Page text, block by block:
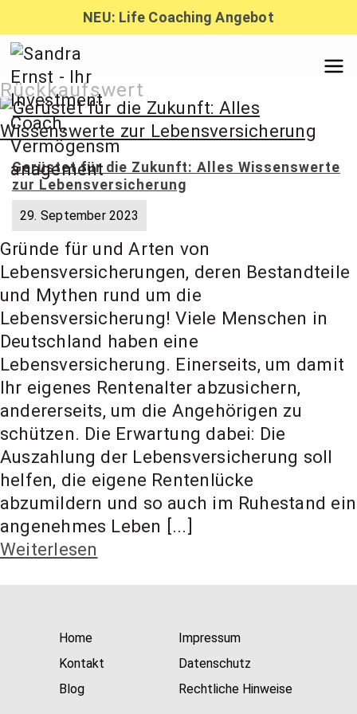
Inhalt
springen
NEU: Life Coaching Angebot
Sandra
Ernst –
Finanzber
atung,
Investmen
t Coach,
Anlageber
atung
Rückkaufswert
Gerüstet für die Zukunft: Alles Wissenswerte
zur Lebensversicherung
29. September 2023
Gründe für und Arten von
Lebensversicherungen, deren Bestandteile
und Mythen rund um die
Lebensversicherung! Viele Menschen in
Deutschland haben eine
Lebensversicherung. Einerseits, um damit
Ihr eigenes Rentenalter abzusichern,
andererseits, um die Angehörigen zu
schützen. Die Erwartung dabei: Die
Auszahlung der Lebensversicherung soll
helfen, die eigene Rentenlücke
abzumildern und so auch im Ruhestand ein
angenehmes Leben [...]
Weiterlesen
Home
Kontakt
Blog
Impressum
Datenschutz
Rechtliche Hinweise